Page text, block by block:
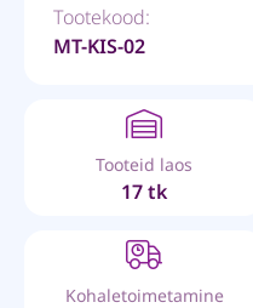
Tootekood:
MT-KIS-02
Tooteid laos
17 tk
Kohaletoimetamine